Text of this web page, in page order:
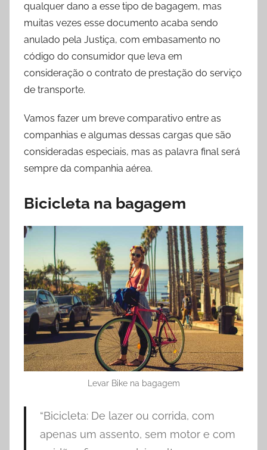
qualquer dano a esse tipo de bagagem, mas
muitas vezes esse documento acaba sendo
anulado pela Justiça, com embasamento no
código do consumidor que leva em
consideração o contrato de prestação do serviço
de transporte.
Vamos fazer um breve comparativo entre as
companhias e algumas dessas cargas que são
consideradas especiais, mas as palavra final será
sempre da companhia aérea.
Bicicleta na bagagem
Levar Bike na bagagem
“Bicicleta: De lazer ou corrida, com
apenas um assento, sem motor e com